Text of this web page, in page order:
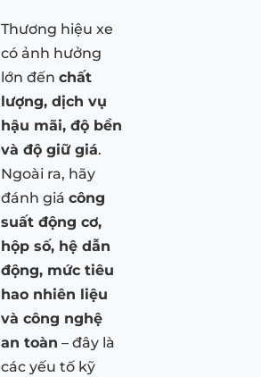
Thương hiệu xe
có ảnh hưởng
lớn đến chất
lượng, dịch vụ
hậu mãi, độ bền
và độ giữ giá.
Ngoài ra, hãy
đánh giá công
suất động cơ,
hộp số, hệ dẫn
động, mức tiêu
hao nhiên liệu
và công nghệ
an toàn – đây là
các yếu tố kỹ